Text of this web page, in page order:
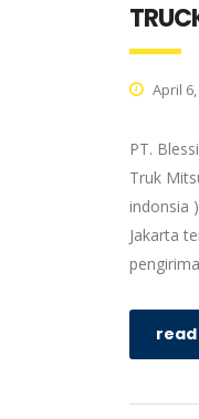
April
PT.
Truk
indonsia
Jakarta